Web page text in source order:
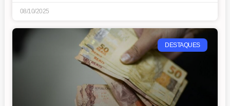
08/10/2025
DESTAQUES